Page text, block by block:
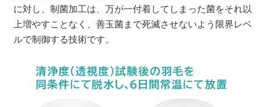
に対し、制菌加工は、万が一付着してしまった菌をそれ以
上増やすことなく、善玉菌まで死滅させないよう限界レベ
ルで制御する技術です。